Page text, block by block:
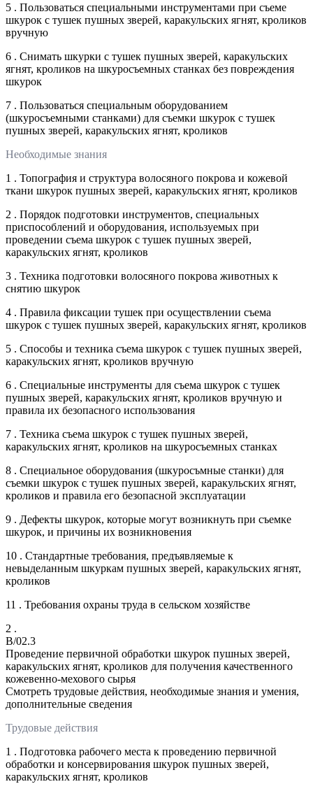
5 . Пользоваться специальными инструментами при съеме
шкурок с тушек пушных зверей, каракульских ягнят, кроликов
вручную
6 . Снимать шкурки с тушек пушных зверей, каракульских
ягнят, кроликов на шкуросъемных станках без повреждения
шкурок
7 . Пользоваться специальным оборудованием
(шкуросъемными станками) для съемки шкурок с тушек
пушных зверей, каракульских ягнят, кроликов
Необходимые знания
1 . Топография и структура волосяного покрова и кожевой
ткани шкурок пушных зверей, каракульских ягнят, кроликов
2 . Порядок подготовки инструментов, специальных
приспособлений и оборудования, используемых при
проведении съема шкурок с тушек пушных зверей,
каракульских ягнят, кроликов
3 . Техника подготовки волосяного покрова животных к
снятию шкурок
4 . Правила фиксации тушек при осуществлении съема
шкурок с тушек пушных зверей, каракульских ягнят, кроликов
5 . Способы и техника съема шкурок с тушек пушных зверей,
каракульских ягнят, кроликов вручную
6 . Специальные инструменты для съема шкурок с тушек
пушных зверей, каракульских ягнят, кроликов вручную и
правила их безопасного использования
7 . Техника съема шкурок с тушек пушных зверей,
каракульских ягнят, кроликов на шкуросъемных станках
8 . Специальное оборудования (шкуросъмные станки) для
съемки шкурок с тушек пушных зверей, каракульских ягнят,
кроликов и правила его безопасной эксплуатации
9 . Дефекты шкурок, которые могут возникнуть при съемке
шкурок, и причины их возникновения
10 . Стандартные требования, предъявляемые к
невыделанным шкуркам пушных зверей, каракульских ягнят,
кроликов
11 . Требования охраны труда в сельском хозяйстве
2 .
B/02.3
Проведение первичной обработки шкурок пушных зверей,
каракульских ягнят, кроликов для получения качественного
кожевенно-мехового сырья
Смотреть трудовые действия, необходимые знания и умения,
дополнительные сведения
Трудовые действия
1 . Подготовка рабочего места к проведению первичной
обработки и консервирования шкурок пушных зверей,
каракульских ягнят, кроликов